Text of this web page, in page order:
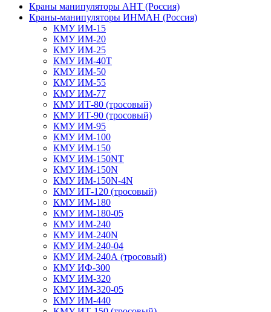
Краны манипуляторы АНТ (Россия)
Краны-манипуляторы ИНМАН (Россия)
КМУ ИМ-15
КМУ ИМ-20
КМУ ИМ-25
КМУ ИМ-40Т
КМУ ИМ-50
КМУ ИМ-55
КМУ ИМ-77
КМУ ИТ-80 (тросовый)
КМУ ИТ-90 (тросовый)
КМУ ИМ-95
КМУ ИМ-100
КМУ ИМ-150
КМУ ИМ-150NT
КМУ ИМ-150N
КМУ ИМ-150N-4N
КМУ ИТ-120 (тросовый)
КМУ ИМ-180
КМУ ИМ-180-05
КМУ ИМ-240
КМУ ИМ-240N
КМУ ИМ-240-04
КМУ ИМ-240А (тросовый)
КМУ ИФ-300
КМУ ИМ-320
КМУ ИМ-320-05
КМУ ИМ-440